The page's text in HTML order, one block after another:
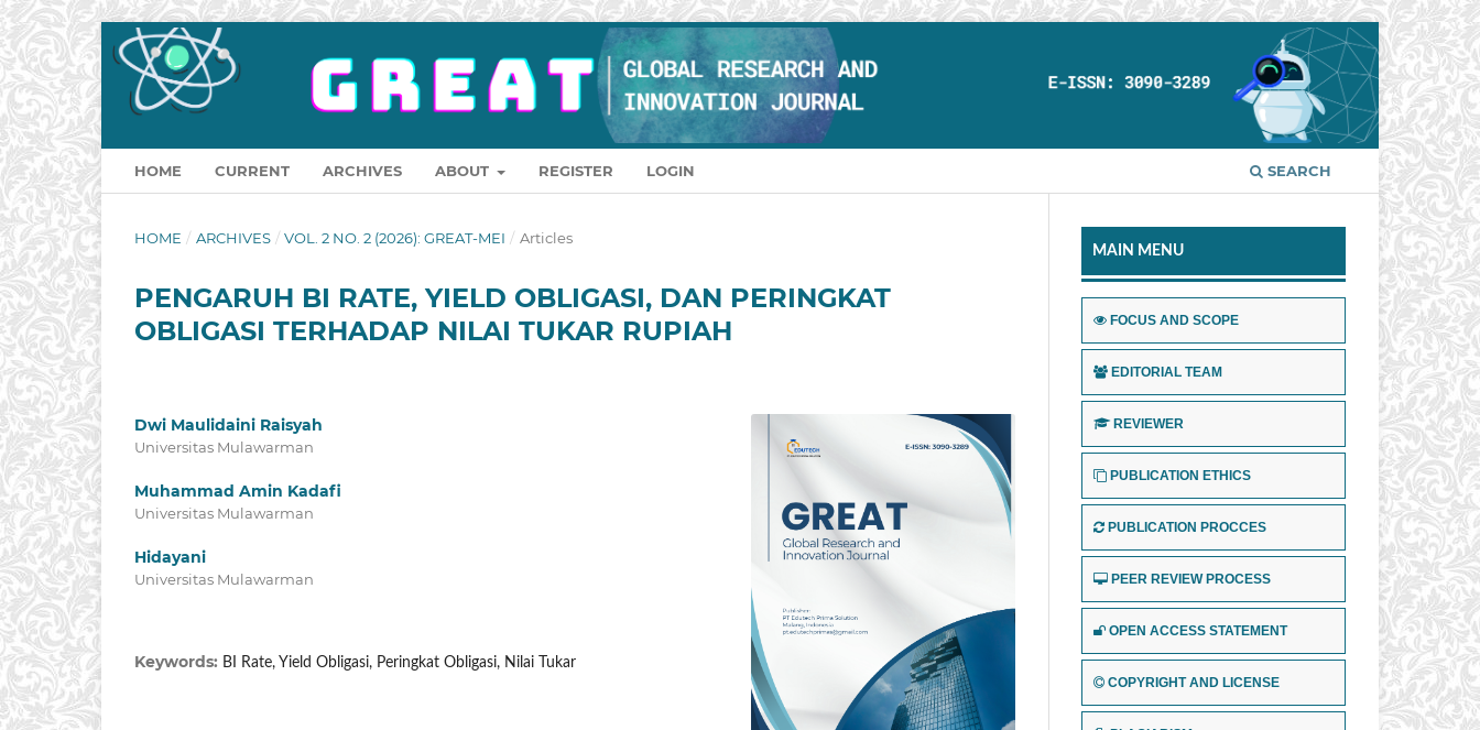
HOME CURRENT ARCHIVES ABOUT REGISTER LOGIN SEARCH
HOME / ARCHIVES / VOL. 2 NO. 2 (2026): GREAT-MEI / Articles
PENGARUH BI RATE, YIELD OBLIGASI, DAN PERINGKAT
OBLIGASI TERHADAP NILAI TUKAR RUPIAH
Dwi Maulidaini Raisyah
Universitas Mulawarman
Muhammad Amin Kadafi
Universitas Mulawarman
Hidayani
Universitas Mulawarman
Keywords: BI Rate, Yield Obligasi, Peringkat Obligasi, Nilai Tukar
MAIN MENU
FOCUS AND SCOPE
EDITORIAL TEAM
REVIEWER
PUBLICATION ETHICS
PUBLICATION PROCCES
PEER REVIEW PROCESS
OPEN ACCESS STATEMENT
COPYRIGHT AND LICENSE